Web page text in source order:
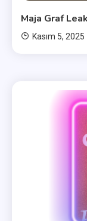
Maja Graf
Kasım 5, 2025